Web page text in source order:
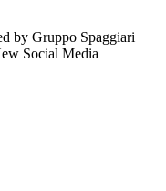
by Gruppo Spaggiari
Social Media